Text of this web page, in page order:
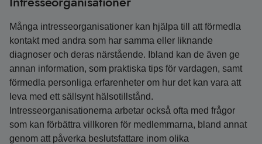
Många intresseorganisationer kan hjälpa till att förmedla
kontakt med andra som har samma eller liknande
diagnoser och deras närstående. Ibland kan de även ge
annan information, som praktiska tips för vardagen, samt
förmedla personliga erfarenheter om hur det kan vara att
leva med ett sällsynt hälsotillstånd.
Intresseorganisationerna arbetar också ofta med frågor
som kan förbättra villkoren för medlemmarna, bland annat
genom att påverka beslutsfattare inom olika